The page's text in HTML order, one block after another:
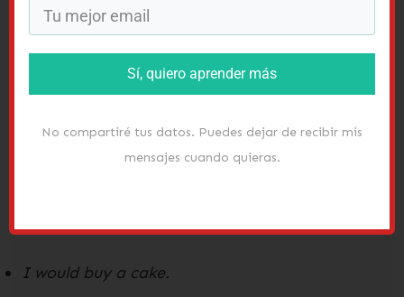
más sobre elverbo modal might
antes de terminar…
Más sobre los verbos modales
verbos modalesen inglés, se usa
I would buy a cake.
Sí, quiero aprender más
No compartiré tus datos. Puedes dejar de recibir mis
mensajes cuando quieras.